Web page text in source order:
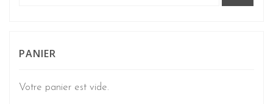
PANIER
Votre panier est vide.